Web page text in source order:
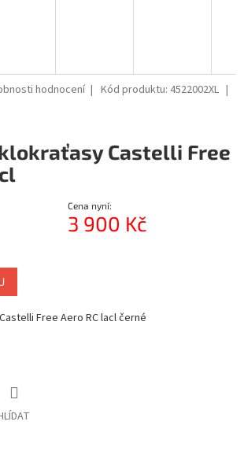
hodnocení Kód produktu: 4522002XL
Castelli Free
Cena nyní:
3 900 Kč
Free Aero RC lacl černé